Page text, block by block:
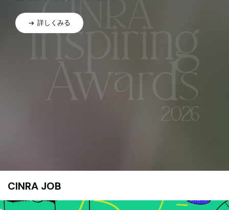
詳しくみる
CINRA JOB